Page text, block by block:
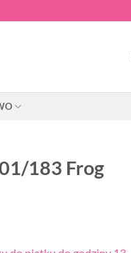
183 Frog